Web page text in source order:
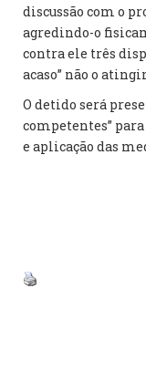
discussão com o
agredindo-o
contra ele três
acaso” não o
O detido será
competentes”
e aplicação das